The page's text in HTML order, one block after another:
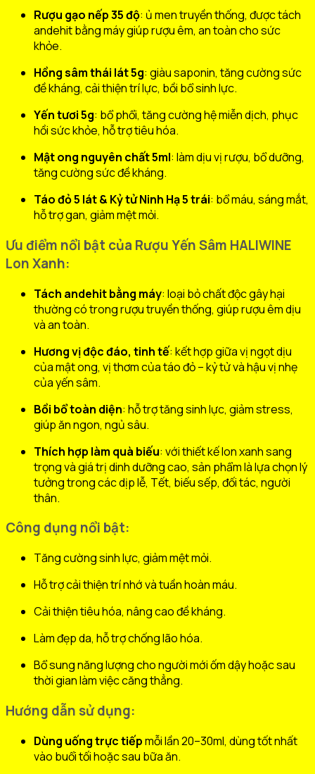
Rượu gạo nếp 35 độ: ủ men truyền thống, được tách
andehit bằng máy giúp rượu êm, an toàn cho sức
khỏe.
Hồng sâm thái lát 5g: giàu saponin, tăng cường sức
đề kháng, cải thiện trí lực, bồi bổ sinh lực.
Yến tươi 5g: bổ phổi, tăng cường hệ miễn dịch, phục
hồi sức khỏe, hỗ trợ tiêu hóa.
Mật ong nguyên chất 5ml: làm dịu vị rượu, bổ dưỡng,
tăng cường sức đề kháng.
Táo đỏ 5 lát & Kỷ tử Ninh Hạ 5 trái: bổ máu, sáng mắt,
hỗ trợ gan, giảm mệt mỏi.
Ưu điểm nổi bật của Rượu Yến Sâm HALIWINE
Lon Xanh:
Tách andehit bằng máy: loại bỏ chất độc gây hại
thường có trong rượu truyền thống, giúp rượu êm dịu
và an toàn.
Hương vị độc đáo, tinh tế: kết hợp giữa vị ngọt dịu
của mật ong, vị thơm của táo đỏ – kỷ tử và hậu vị nhẹ
của yến sâm.
Bồi bổ toàn diện: hỗ trợ tăng sinh lực, giảm stress,
giúp ăn ngon, ngủ sâu.
Thích hợp làm quà biếu: với thiết kế lon xanh sang
trọng và giá trị dinh dưỡng cao, sản phẩm là lựa chọn lý
tưởng trong các dịp lễ, Tết, biếu sếp, đối tác, người
thân.
Công dụng nổi bật:
Tăng cường sinh lực, giảm mệt mỏi.
Hỗ trợ cải thiện trí nhớ và tuần hoàn máu.
Cải thiện tiêu hóa, nâng cao đề kháng.
Làm đẹp da, hỗ trợ chống lão hóa.
Bổ sung năng lượng cho người mới ốm dậy hoặc sau
thời gian làm việc căng thẳng.
Hướng dẫn sử dụng:
Dùng uống trực tiếpmỗi lần 20–30ml, dùng tốt nhất
vào buổi tối hoặc sau bữa ăn.